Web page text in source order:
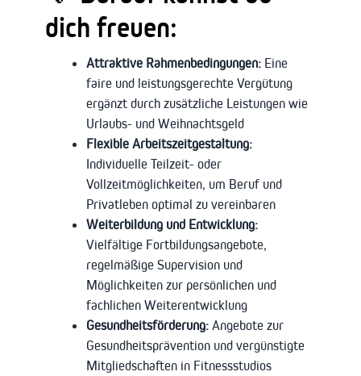
dich freuen:
Attraktive Rahmenbedingungen: Eine
faire und leistungsgerechte Vergütung
ergänzt durch zusätzliche Leistungen wie
Urlaubs- und Weihnachtsgeld
Flexible Arbeitszeitgestaltung:
Individuelle Teilzeit- oder
Vollzeitmöglichkeiten, um Beruf und
Privatleben optimal zu vereinbaren
Weiterbildung und Entwicklung:
Vielfältige Fortbildungsangebote,
regelmäßige Supervision und
Möglichkeiten zur persönlichen und
fachlichen Weiterentwicklung
Gesundheitsförderung: Angebote zur
Gesundheitsprävention und vergünstigte
Mitgliedschaften in Fitnessstudios